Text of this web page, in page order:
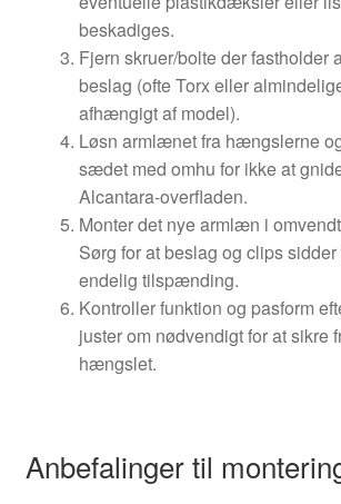
beskadiges.
Fjern skruer/bolte der fastholder
beslag (ofte Torx eller
afhængigt af model).
Løsn armlænet fra hængslerne
sædet med omhu for ikke at
Alcantara-overfladen.
Monter det nye armlæn i
Sørg for at beslag og clips sidder
endelig tilspænding.
Kontroller funktion og pasform
juster om nødvendigt for at sikre
hængslet.
Anbefalinger til